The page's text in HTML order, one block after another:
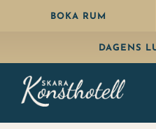
BOKA RUM
DAGENS